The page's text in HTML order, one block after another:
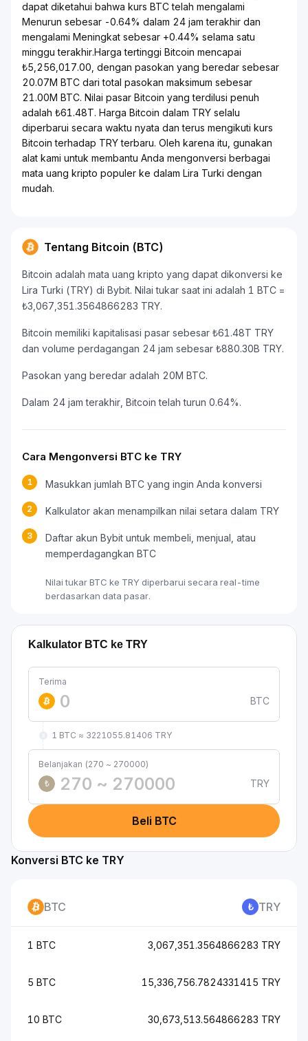
dapat diketahui bahwa kurs BTC telah mengalami
Menurun sebesar -0.64% dalam 24 jam terakhir dan
mengalami Meningkat sebesar +0.44% selama satu
minggu terakhir.Harga tertinggi Bitcoin mencapai
₺5,256,017.00, dengan pasokan yang beredar sebesar
20.07M BTC dari total pasokan maksimum sebesar
21.00M BTC. Nilai pasar Bitcoin yang terdilusi penuh
adalah ₺61.48T. Harga Bitcoin dalam TRY selalu
diperbarui secara waktu nyata dan terus mengikuti kurs
Bitcoin terhadap TRY terbaru. Oleh karena itu, gunakan
alat kami untuk membantu Anda mengonversi berbagai
mata uang kripto populer ke dalam Lira Turki dengan
mudah.
Tentang Bitcoin (BTC)
Bitcoin adalah mata uang kripto yang dapat dikonversi ke
Lira Turki (TRY) di Bybit. Nilai tukar saat ini adalah 1 BTC =
₺3,067,351.3564866283 TRY.
Bitcoin memiliki kapitalisasi pasar sebesar ₺61.48T TRY
dan volume perdagangan 24 jam sebesar ₺880.30B TRY.
Pasokan yang beredar adalah 20M BTC.
Dalam 24 jam terakhir, Bitcoin telah turun 0.64%.
Cara Mengonversi BTC ke TRY
1 Masukkan jumlah BTC yang ingin Anda konversi
2 Kalkulator akan menampilkan nilai setara dalam TRY
3
Daftar akun Bybit untuk membeli, menjual, atau
memperdagangkan BTC
Nilai tukar BTC ke TRY diperbarui secara real-time
berdasarkan data pasar.
Kalkulator BTC ke TRY
Terima
BTC
1 BTC ≈ 3221055.81406 TRY
Belanjakan (270 ~ 270000)
₺
TRY
Beli BTC
Konversi BTC ke TRY
BTC TRY
1 BTC 3,067,351.3564866283 TRY
5 BTC 15,336,756.7824331415 TRY
10 BTC 30,673,513.564866283 TRY